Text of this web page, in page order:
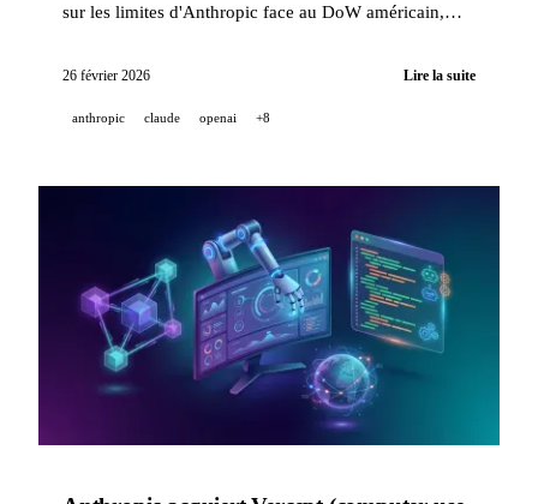
sur les limites d'Anthropic face au DoW américain,
Galaxy S26, Claude et Codex passent GA pour Copilot
016 GPUs Blackwell Ultra.
26 février 2026 Lire la suite
anthropic claude openai +8